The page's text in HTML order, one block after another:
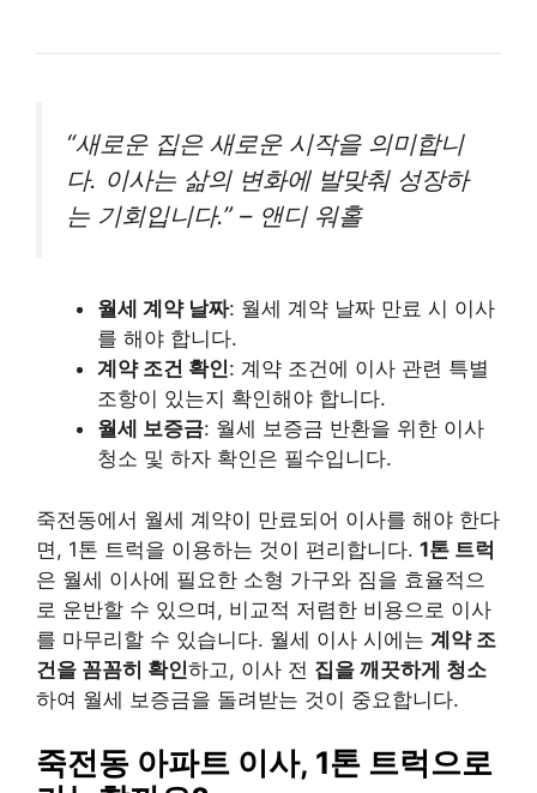
“새로운 집은 새로운 시작을 의미합니
다. 이사는 삶의 변화에 발맞춰 성장하
는 기회입니다.” – 앤디 워홀
월세 계약 날짜: 월세 계약 날짜 만료 시 이사
를 해야 합니다.
계약 조건 확인: 계약 조건에 이사 관련 특별
조항이 있는지 확인해야 합니다.
월세 보증금: 월세 보증금 반환을 위한 이사
청소 및 하자 확인은 필수입니다.
죽전동에서 월세 계약이 만료되어 이사를 해야 한다
면, 1톤 트럭을 이용하는 것이 편리합니다. 1톤 트럭
은 월세 이사에 필요한 소형 가구와 짐을 효율적으
로 운반할 수 있으며, 비교적 저렴한 비용으로 이사
를 마무리할 수 있습니다. 월세 이사 시에는 계약 조
건을 꼼꼼히 확인하고, 이사 전 집을 깨끗하게 청소
하여 월세 보증금을 돌려받는 것이 중요합니다.
죽전동 아파트 이사, 1톤 트럭으로